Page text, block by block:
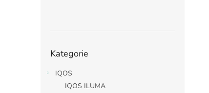
kategorie
Kategorie
IQOS
IQOS ILUMA